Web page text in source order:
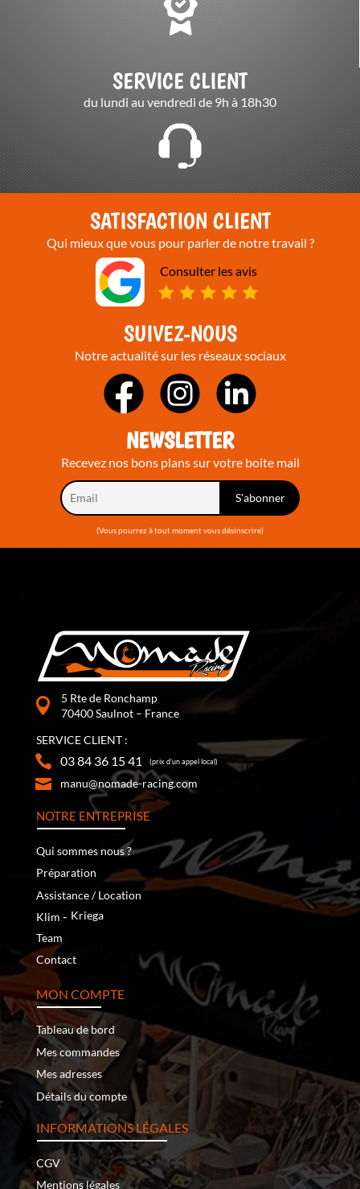
SERVICE CLIENT
du lundi au vendredi de 9h à 18h30
SATISFACTION CLIENT
Qui mieux que vous pour parler de notre travail ?
Consulter les avis
SUIVEZ-NOUS
Notre actualité sur les réseaux sociaux
NEWSLETTER
Recevez nos bons plans sur votre boite mail
(Vous pourrez à tout moment vous désinscrire)
5 Rte de Ronchamp
70400 Saulnot – France
SERVICE CLIENT :
03 84 36 15 41 (prix d’un appel local)
manu@nomade-racing.com
NOTRE ENTREPRISE
Qui sommes nous ?
Préparation
Assistance / Location
Klim ‐ Kriega
Team
Contact
MON COMPTE
Tableau de bord
Mes commandes
Mes adresses
Détails du compte
INFORMATIONS LÉGALES
CGV
Mentions légales